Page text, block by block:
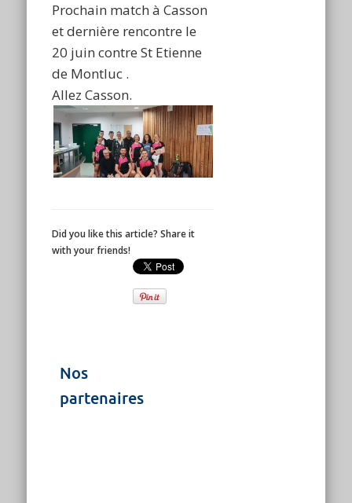
Prochain match à Casson
et dernière rencontre le
20 juin contre St Etienne
de Montluc .
Allez Casson.
Did you like this article? Share it
with your friends!
Nos
partenaires